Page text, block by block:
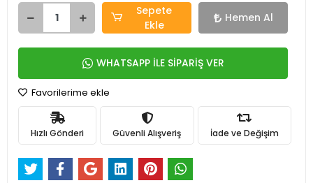
Sepete
Ekle
Hemen Al
WHATSAPP İLE SİPARİŞ VER
Favorilerime ekle
Hızlı Gönderi Güvenli Alışveriş İade ve Değişim